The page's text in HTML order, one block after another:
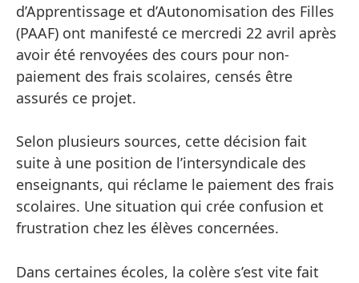
d’Apprentissage et d’Autonomisation des Filles
(PAAF) ont manifesté ce mercredi 22 avril après
avoir été renvoyées des cours pour non-
paiement des frais scolaires, censés être
assurés ce projet.
Selon plusieurs sources, cette décision fait
suite à une position de l’intersyndicale des
enseignants, qui réclame le paiement des frais
scolaires. Une situation qui crée confusion et
frustration chez les élèves concernées.
Dans certaines écoles, la colère s’est vite fait